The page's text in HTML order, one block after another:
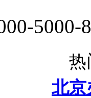
5000-
热
北京